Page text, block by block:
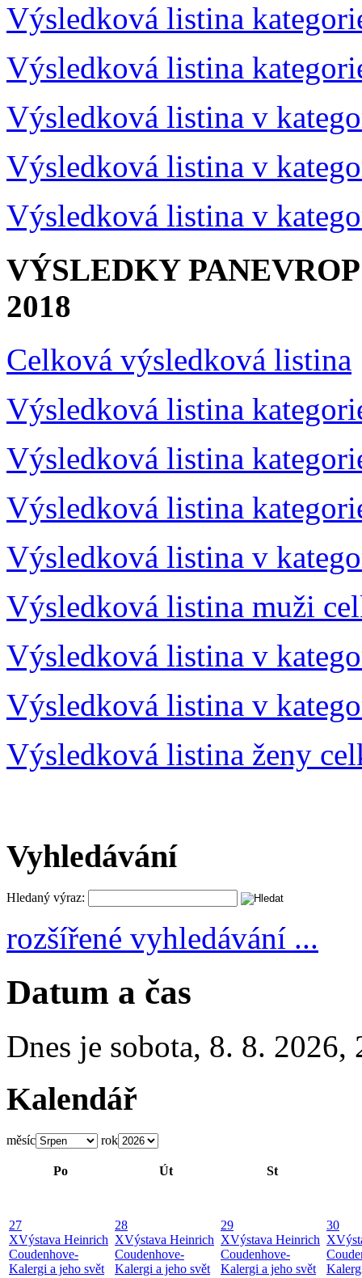
Výsledková listina
Výsledková listina
Výsledková listina v
Výsledková listina v
Výsledková listina v
VÝSLEDKY
2018
Celková výsledková listina
Výsledková listina
Výsledková listina
Výsledková listina
Výsledková listina v
Výsledková listina muži
Výsledková listina v
Výsledková listina v
Výsledková listina ženy
Vyhledávání
Hledaný výraz:
rozšířené vyhledávání ...
Datum a čas
Dnes je sobota, 8. 8. 2026,
Kalendář
měsíc rok
Po Út St
27
XVýstava Heinrich
Coudenhove-
Kalergi a jeho svět
28
XVýstava Heinrich
Coudenhove-
Kalergi a jeho svět
29
XVýstava Heinrich
Coudenhove-
Kalergi a jeho svět
30
X